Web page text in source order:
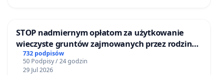
STOP nadmiernym opłatom za użytkowanie
wieczyste gruntów zajmowanych przez rodzinne
ogrody działkowe.
732 podpisów
50 Podpisy / 24 godzin
29 Jul 2026